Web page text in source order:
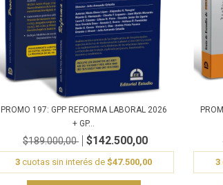
PROMO 197: GPP REFORMA LABORAL 2026
+ GP...
$189.000,00 $142.500,00
3 cuotas sin interés de$47.500,00 3